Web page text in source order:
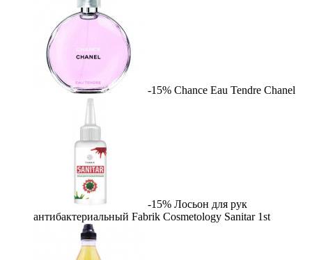
-15% Chance Eau Tendre Chanel
-15% Лосьон для рук
антибактериальный Fabrik Cosmetology Sanitar 1st